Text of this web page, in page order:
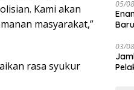
Kami akan
masyarakat,”
rasa syukur
05/
03/